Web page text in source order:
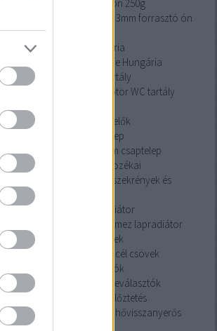
cin 3mm forrasztó ón 250g
cin 3mm forrasztó ón
Pipelife Hungária
Pipelife Hungária
dömötör WC tartály
dömötör WC tartály
érzékelők
Mofem csaptelep
Mofem csaptelep
Mofem csaptelep
szekrények és tartozékai
szekrények és
acéllemez lapradiátor
acéllemez lapradiátor
szénacél csövek
szénacél csövek
szénacél csövek
iszapleválasztók
iszapleválasztók
iszapleválasztók
hővisszanyerős szellőztetés
szellőztetés
hővisszanyerős